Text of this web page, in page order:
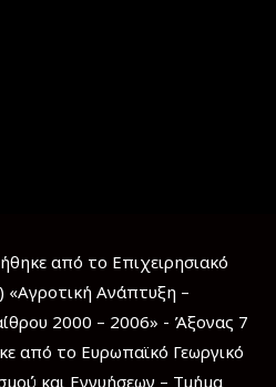
από το Επιχειρησιακό
Ανάπτυξη –
2000 – 2006» - Άξονας 7
από το Ευρωπαϊκό Γεωργικό
και Εγγυήσεων – Τμήμα